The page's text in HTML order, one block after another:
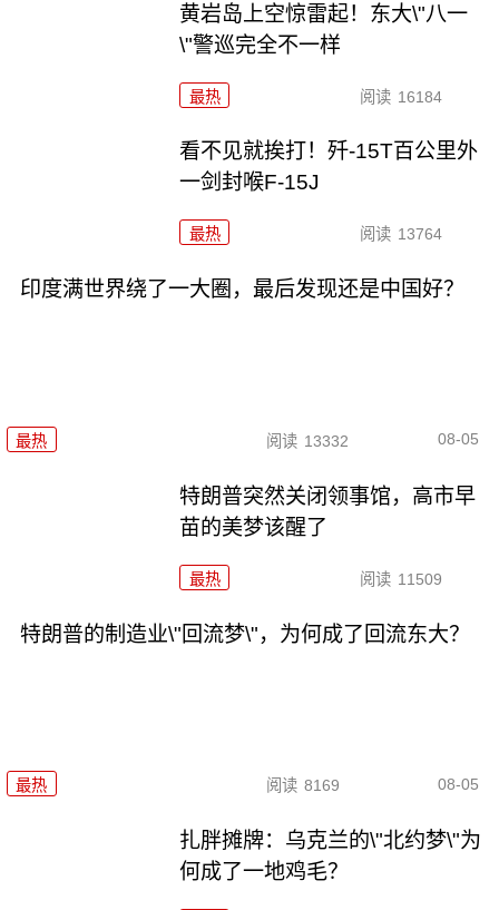
黄岩岛上空惊雷起！东大\"八一
\"警巡完全不一样
最热 阅读 16184
看不见就挨打！歼-15T百公里外
一剑封喉F-15J
最热 阅读 13764
印度满世界绕了一大圈，最后发现还是中国好？
最热 阅读 13332 08-05
特朗普突然关闭领事馆，高市早
苗的美梦该醒了
最热 阅读 11509
特朗普的制造业\"回流梦\"，为何成了回流东大？
最热 阅读 8169 08-05
扎胖摊牌：乌克兰的\"北约梦\"为
何成了一地鸡毛？